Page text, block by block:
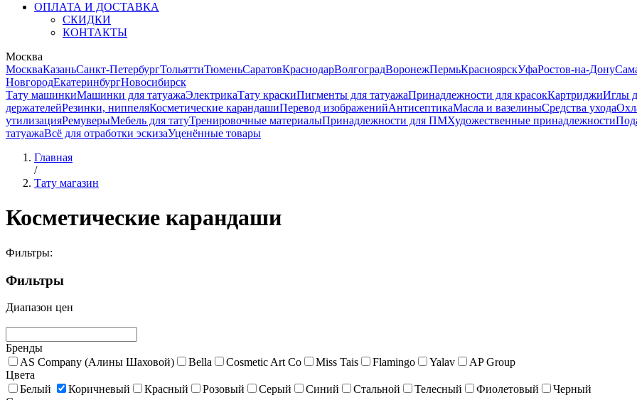
ОПЛАТА И ДОСТАВКА
СКИДКИ
КОНТАКТЫ
Москва
МоскваКазаньСанкт-ПетербургТольяттиТюменьСаратовКраснодарВолгоградВоронежПермьКрасноярскУфаРостов-на-Дону
НовгородЕкатеринбургНовосибирск
Тату машинкиМашинки для татуажаЭлектрикаТату краскиПигменты для татуажаПринадлежности для красокКартриджиИглы
держателейРезинки, ниппеляКосметические карандашиПеревод изображенийАнтисептикаМасла и вазелиныСредства ухода
утилизацияРемуверыМебель для татуТренировочные материалыПринадлежности для ПМХудожественные принадлежности
татуажаВсё для отработки эскизаУценённые товары
Главная
/
Тату магазин
Косметические карандаши
Фильтры:
Фильтры
Диапазон цен
Бренды
AS Company (Алины Шаховой)
Bella Cosmetic Art Co Miss Tais Flamingo Yalav
AP Group
Цвета
Белый
Коричневый Красный Розовый Серый Синий Стальной Телесный Фиолетовый
Черный